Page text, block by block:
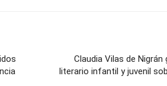
Claudia Vilas de Nigrán
literario infantil y juvenil